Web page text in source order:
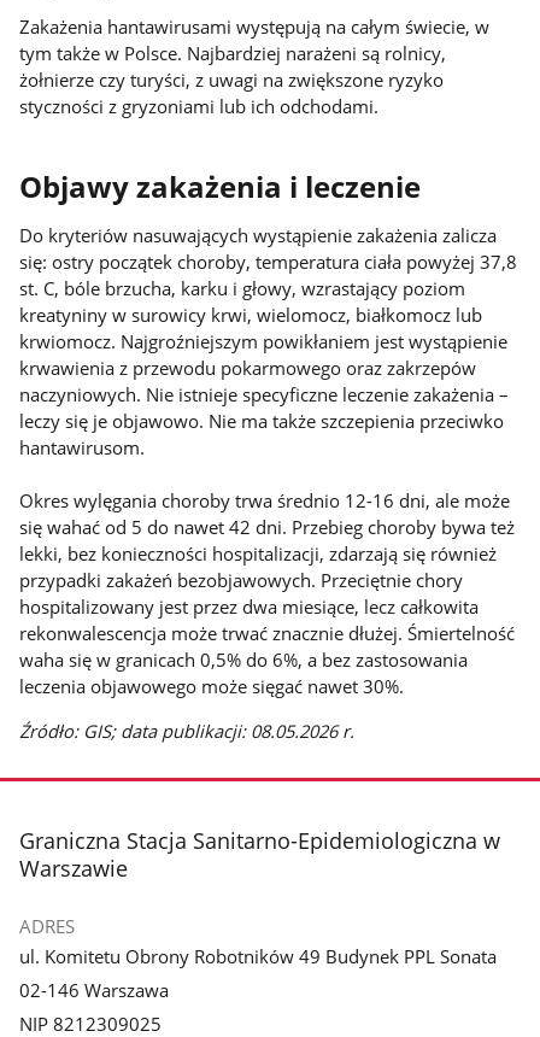
Zakażenia hantawirusami występują na całym świecie, w
tym także w Polsce. Najbardziej narażeni są rolnicy,
żołnierze czy turyści, z uwagi na zwiększone ryzyko
styczności z gryzoniami lub ich odchodami.
Objawy zakażenia i leczenie
Do kryteriów nasuwających wystąpienie zakażenia zalicza
się: ostry początek choroby, temperatura ciała powyżej 37,8
st. C, bóle brzucha, karku i głowy, wzrastający poziom
kreatyniny w surowicy krwi, wielomocz, białkomocz lub
krwiomocz. Najgroźniejszym powikłaniem jest wystąpienie
krwawienia z przewodu pokarmowego oraz zakrzepów
naczyniowych. Nie istnieje specyficzne leczenie zakażenia –
leczy się je objawowo. Nie ma także szczepienia przeciwko
hantawirusom.
Okres wylęgania choroby trwa średnio 12-16 dni, ale może
się wahać od 5 do nawet 42 dni. Przebieg choroby bywa też
lekki, bez konieczności hospitalizacji, zdarzają się również
przypadki zakażeń bezobjawowych. Przeciętnie chory
hospitalizowany jest przez dwa miesiące, lecz całkowita
rekonwalescencja może trwać znacznie dłużej. Śmiertelność
waha się w granicach 0,5% do 6%, a bez zastosowania
leczenia objawowego może sięgać nawet 30%.
Źródło: GIS; data publikacji: 08.05.2026 r.
stopka
Graniczna Stacja Sanitarno-Epidemiologiczna w
Warszawie
ADRES
ul. Komitetu Obrony Robotników 49 Budynek PPL Sonata
02-146 Warszawa
NIP 8212309025